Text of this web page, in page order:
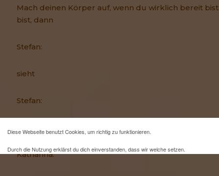
Mach deinen Körper auf, wenn du wirklich bereit
bist, dann
Stefan:
sieht
Stefan:
Katharina:
Diese Webseite benutzt Cookies, um richtig zu funktionieren.
Durch die Nutzung erklärst du dich einverstanden, dass wir welche setzen.